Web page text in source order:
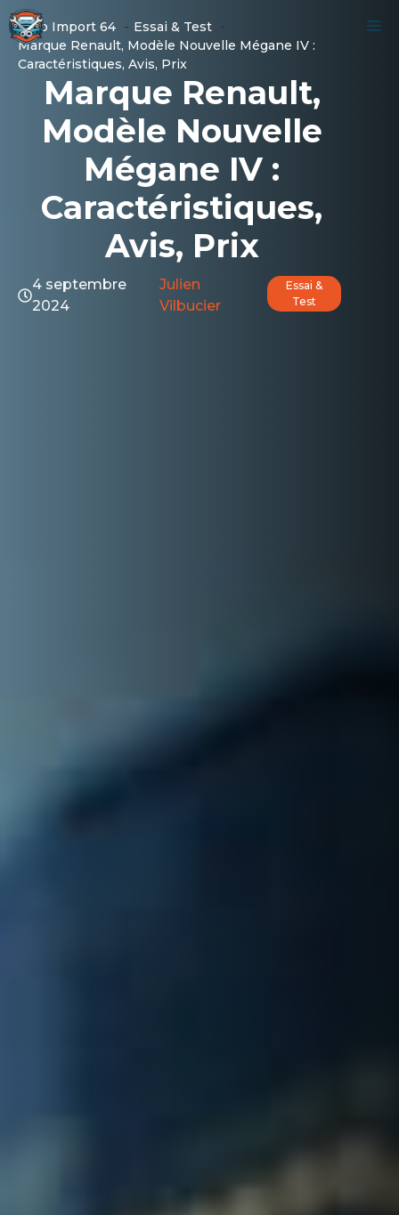
Aller
au
contenu
Auto Import 64
Essai & Test
Marque Renault, Modèle Nouvelle Mégane IV :
Caractéristiques, Avis, Prix
Marque Renault,
Modèle Nouvelle
Mégane IV :
Caractéristiques,
Avis, Prix
4 septembre
2024
Julien
Vilbucier
Essai &
Test